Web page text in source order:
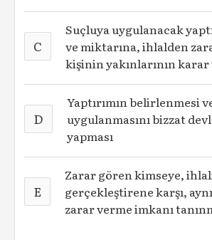
C
Suçluya uygulanacak
ve miktarına, ihlalden
kişinin yakınlarının
D
Yaptırımın belirlenmesi
uygulanmasını bizzat
yapması
E
Zarar gören kimseye,
gerçekleştirene karşı,
zarar verme imkanı